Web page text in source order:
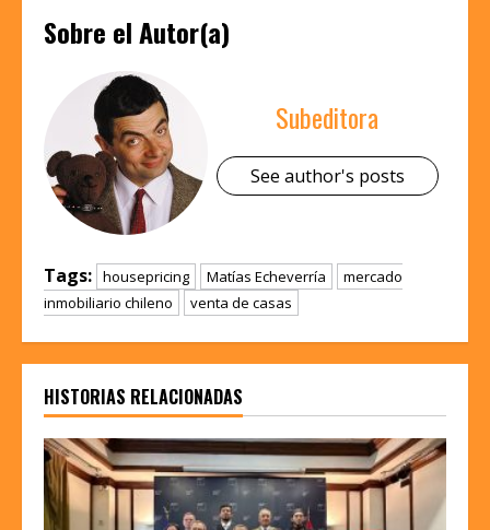
Sobre el Autor(a)
Subeditora
See author's posts
Tags: housepricing Matías Echeverría
mercado
inmobiliario chileno
venta de casas
HISTORIAS RELACIONADAS